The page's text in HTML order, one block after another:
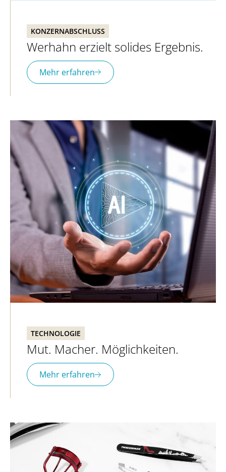
KONZERNABSCHLUSS
Werhahn erzielt solides Ergebnis.
Mehr erfahren
TECHNOLOGIE
Mut. Macher. Möglichkeiten.
Mehr erfahren